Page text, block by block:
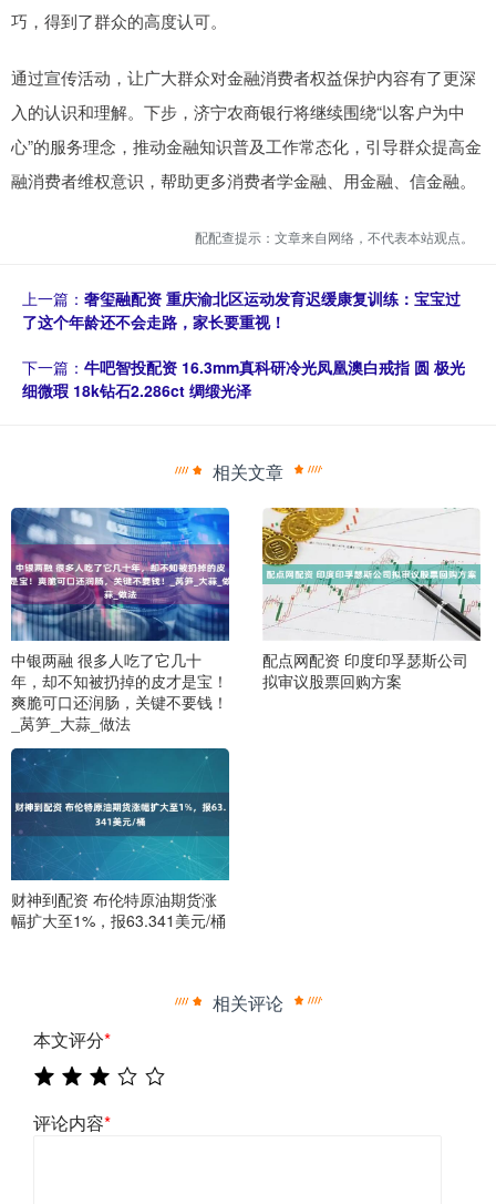
巧，得到了群众的高度认可。
通过宣传活动，让广大群众对金融消费者权益保护内容有了更深
入的认识和理解。下步，济宁农商银行将继续围绕“以客户为中
心”的服务理念，推动金融知识普及工作常态化，引导群众提高金
融消费者维权意识，帮助更多消费者学金融、用金融、信金融。
配配查提示：文章来自网络，不代表本站观点。
上一篇： 奢玺融配资 重庆渝北区运动发育迟缓康复训练：宝宝过
了这个年龄还不会走路，家长要重视！
下一篇： 牛吧智投配资 16.3mm真科研冷光凤凰澳白戒指 圆 极光
细微瑕 18k钻石2.286ct 绸缎光泽
相关文章
中银两融 很多人吃了它几十
年，却不知被扔掉的皮才是宝！
爽脆可口还润肠，关键不要钱！
_莴笋_大蒜_做法
配点网配资 印度印孚瑟斯公司
拟审议股票回购方案
财神到配资 布伦特原油期货涨
幅扩大至1%，报63.341美元/桶
相关评论
本文评分*
评论内容*